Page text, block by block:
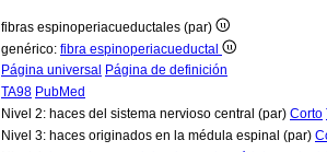
fibras espinoperiacueductales (par)
genérico: fibra espinoperiacueductal
Página universal Página de definición
TA98 PubMed
Nivel 2: haces del sistema nervioso central (par) Corto
Nivel 3: haces originados en la médula espinal (par)